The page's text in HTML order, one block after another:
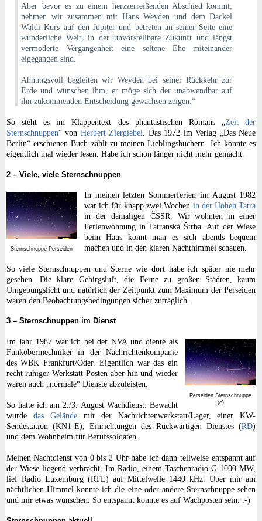
Aber bevor es zu einem herzzerreißenden Abschied kommt,
nehmen wir zusammen mit Hans Weyden und dem Dackel
Waldi Kurs auf den Jupiter und betreten an seiner Seite eine
wunderliche Welt, in der unvorstellbare Zukunft und längst
vermoderte Vergangenheit eine seltene Ehe miteinander
eigegangen sind.
Ahnungsvoll begleiten wir Weyden bei seiner Rückkehr zur
Erde und wünschen ihm, er möge sich der unabwendbar auf
ihn zukommenden Entscheidung gewachsen zeigen.“
So steht es im Klappentext des phantastischen Romans „Zeit der
Sternschnuppen“ von Herbert Ziergiebel. Das 1972 im Verlag „Das Neue
Berlin“ erschienen Buch zählt zu meinen Lieblingsbüchern. Ich könnte es
eigentlich mal wieder lesen. Habe ich schon länger nicht mehr gemacht.
2 – Viele, viele Sternschnuppen
Sternschnuppe Perseiden
In meinen letzten Sommerferien im August 1982
war ich für knapp zwei Wochen in der Hohen Tatra
in der damaligen ČSSR. Wir wohnten in einer
Ferienwohnung in Tatranská Štrba. Auf der Wiese
beim Haus konnt man es sich abends bequem
machen und in den klaren Nachthimmel schauen.
So viele Sternschnuppen und Sterne wie dort habe ich später nie mehr
gesehen. Die klare Gebirgsluft, die Ferne zu großen Städten, kaum
Umgebungslicht und natürlich der Zeitpunkt zum Maximum der Perseiden
waren den Beobachtungsbedingungen sicher zuträglich.
3 – Sternschnuppen im Dienst
Perseiden Sternschnuppe
(c)
Im Jahr 1987 war ich bei der NVA und diente als
Funkobermechniker in der Nachrichtenkompanie
des WBK Frankfurt/Oder. Eigentlich war das ein
recht ruhiger Werkstatt-Posten aber hin und wieder
waren auch „normale“ Dienste abzuleisten.
So hatte ich am 2./3. August Wachdienst. Bewacht
wurde das Geländemit der Nachrichtenwerkstatt/Lager, einer KW-
Sendestation (KN1-E), Einrichtungen des Rückwärtigen Dienstes (RD)
und dem Wohnheim für Berufssoldaten.
Meinen Nachtdienst von 0 bis 2 Uhr habe ich dann teilweise entspannt auf
der Wiese liegend verbracht. Im Radio, einem Taschenradio G 1000 MW,
lief Radio Luxemburg (RTL) auf Mittelwelle 1440 kHz. Über mir am
nächtlichen Himmel konnte ich die eine oder andere Sternschnuppe sehen
und mir etwas wünschen. So entspannt konnte es auf Wachposten sein. :-)